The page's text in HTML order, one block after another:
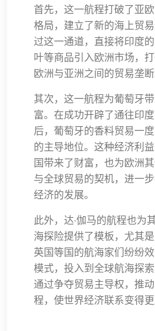
首先，这一航程打破了亚
格局，建立了新的海上贸
过这一通道，直接将印度
叶等商品引入欧洲市场，
欧洲与亚洲之间的贸易垄断
其次，这一航程为葡萄牙
富。在成功开辟了通往印
后，葡萄牙的香料贸易一
的主导地位。这种经济利
国带来了财富，也为欧洲
与全球贸易的契机，进一
经济的发展。
此外，达·伽马的航程也为
海探险提供了模板，尤其
英国等国的航海家们纷纷
模式，投入到全球航海探
通过争夺贸易主导权，推
程，使世界经济联系变得更